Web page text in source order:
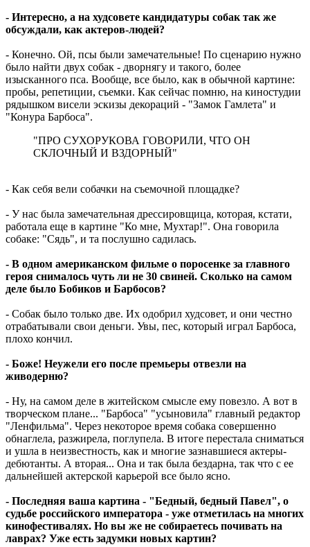
- Интересно, а на худсовете кандидатуры собак так же
обсуждали, как актеров-людей?
- Конечно. Ой, псы были замечательные! По сценарию нужно
было найти двух собак - дворнягу и такого, более
изысканного пса. Вообще, все было, как в обычной картине:
пробы, репетиции, съемки. Как сейчас помню, на киностудии
рядышком висели эскизы декораций - "Замок Гамлета" и
"Конура Барбоса".
"ПРО СУХОРУКОВА ГОВОРИЛИ, ЧТО ОН
СКЛОЧНЫЙ И ВЗДОРНЫЙ"
- Как себя вели собачки на съемочной площадке?
- У нас была замечательная дрессировщица, которая, кстати,
работала еще в картине "Ко мне, Мухтар!". Она говорила
собаке: "Сядь", и та послушно садилась.
- В одном американском фильме о поросенке за главного
героя снималось чуть ли не 30 свиней. Сколько на самом
деле было Бобиков и Барбосов?
- Собак было только две. Их одобрил худсовет, и они честно
отрабатывали свои деньги. Увы, пес, который играл Барбоса,
плохо кончил.
- Боже! Неужели его после премьеры отвезли на
живодерню?
- Ну, на самом деле в житейском смысле ему повезло. А вот в
творческом плане... "Барбоса" "усыновила" главный редактор
"Ленфильма". Через некоторое время собака совершенно
обнаглела, разжирела, поглупела. В итоге перестала сниматься
и ушла в неизвестность, как и многие зазнавшиеся актеры-
дебютанты. А вторая... Она и так была бездарна, так что c ее
дальнейшей актерской карьерой все было ясно.
- Последняя ваша картина - "Бедный, бедный Павел", о
судьбе российского императора - уже отметилась на многих
кинофестивалях. Но вы же не собираетесь почивать на
лаврах? Уже есть задумки новых картин?